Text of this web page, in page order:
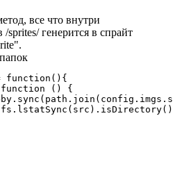
все что внутри
sprites/ генерится в спрайт
function(){
() {